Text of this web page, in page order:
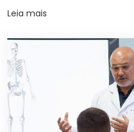
Leia mais